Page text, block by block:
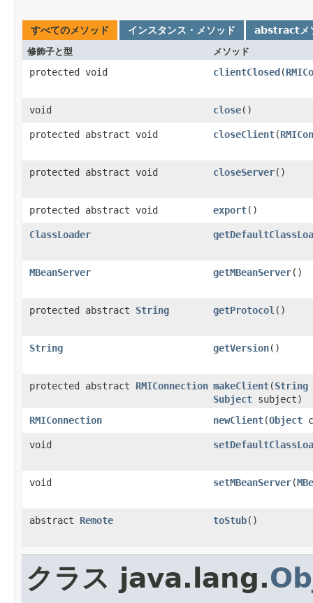
すべてのメソッド インスタンス・メソッド abstractメ
修飾子と型 メソッド
protected void clientClosed(
void close()
protected abstract void closeClient(
protected abstract void closeServer()
protected abstract void export()
ClassLoader
MBeanServer getMBeanServer()
protected abstract String getProtocol ()
String getVersion()
protected abstract RMIConnection makeClient(String
Subject subject)
RMIConnection
newClient(Object
void
void setMBeanServer(
abstract Remote toStub()
クラス java.lang.